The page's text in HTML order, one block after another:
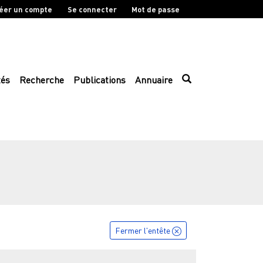
un compte Se connecter Mot de passe
Recherche Publications Annuaire
Fermer l'entête